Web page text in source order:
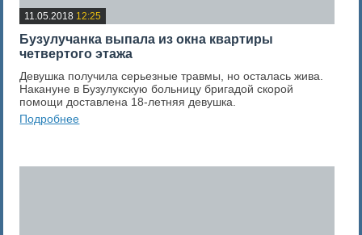
11.05.2018 12:25
Бузулучанка выпала из окна квартиры
четвертого этажа
Девушка получила серьезные травмы, но осталась жива.
Накануне в Бузулукскую больницу бригадой скорой
помощи доставлена 18-летняя девушка.
Подробнее